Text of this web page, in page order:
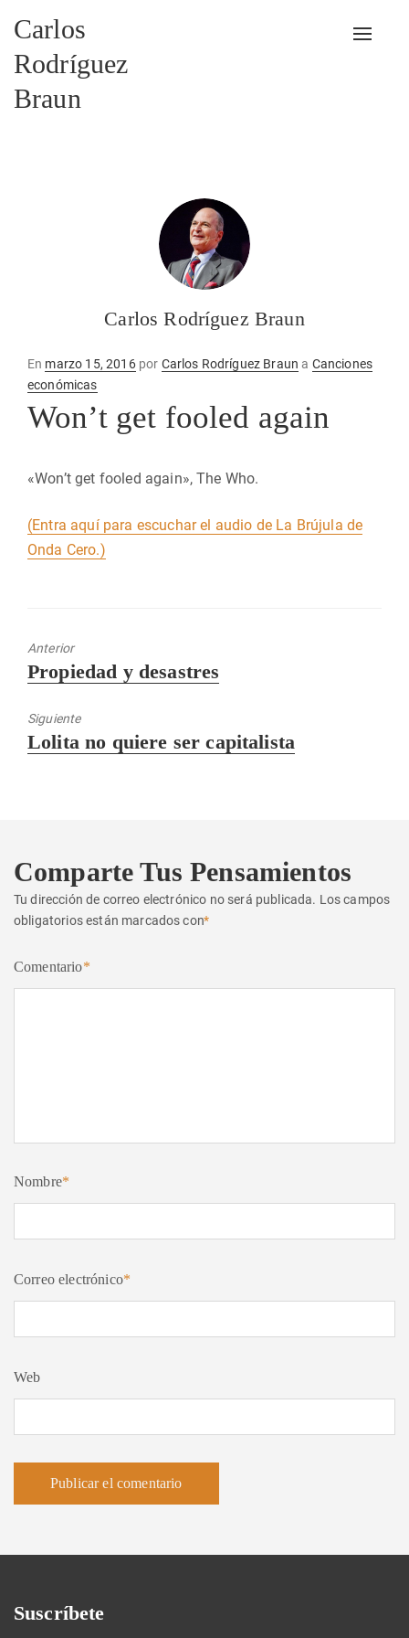
Carlos
Rodríguez
Braun
Carlos Rodríguez Braun
En Publicado
en
marzo 15, 2016por Carlos Rodríguez Braun a Canciones
económicas
Won’t get fooled again
«Won’t get fooled again», The Who.
(Entra aquí para escuchar el audio de La Brújula de
Onda Cero.)
Anterior
Entrada
Propiedad y desastres
Siguiente
Entrada
Lolita no quiere ser capitalista
Comparte Tus Pensamientos
Tu dirección de correo electrónico no será publicada. Los campos
obligatorios están marcados con*
Comentario*
Nombre*
Correo electrónico*
Web
Suscríbete